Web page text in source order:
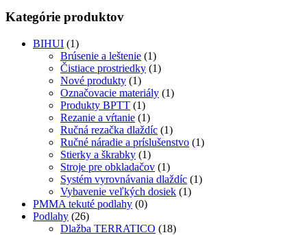
Kategórie produktov
BIHUI (1)
Brúsenie a leštenie (1)
Čistiace prostriedky (1)
Nové produkty (1)
Označovacie materiály (1)
Produkty BPTT (1)
Rezanie a vŕtanie (1)
Ručná rezačka dlaždíc (1)
Ručné náradie a príslušenstvo (1)
Stierky a škrabky (1)
Stroje pre obkladačov (1)
Systém vyrovnávania dlaždíc (1)
Vybavenie veľkých dosiek (1)
PMMA tekuté podlahy (0)
Podlahy (26)
Dlažba TERRATICO (18)